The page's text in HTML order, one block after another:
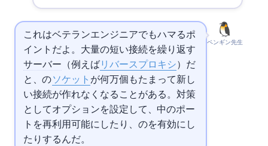
ペンギン先生
これはベテランエンジニアでもハマるポ
イントだよ。大量の短い接続を繰り返す
サーバー （例えばリバースプロキシ）だ
と、TIME_WAITのソケット が何万個もたまって新し
い接続が作れなくなることがある。対策
としてSO_REUSEADDRオプションを設定して、TIME_WAIT中のポー
トを再利用可能にしたり、 のtcp_tw_reuseを有効にし
たりするんだ。